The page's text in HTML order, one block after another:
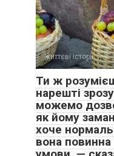
життєві історії
Ти ж
нарешті
можемо
як йому
хоче
вона повинна